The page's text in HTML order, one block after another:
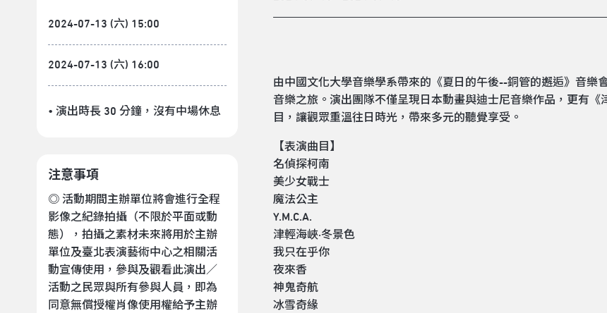
2024-07-13 (六) 15:00
2024-07-13 (六) 16:00
• 演出時長 30 分鐘 ，沒有中場休息
注意事項
◎ 活動期間主辦單位將會進行全程
影像之紀錄拍攝（不限於平面或動
態），拍攝之素材未來將用於主辦
單位及臺北表演藝術中心之相關活
動宣傳使用，參與及觀看此演出／
活動之民眾與所有參與人員，即為
同意無償授權肖像使用權給予主辦
由中國文化大學音樂學系帶來的《夏日的午後--銅管的邂逅》音樂
音樂之旅。演出團隊不僅呈現日本動畫與迪士尼音樂作品，更有
目，讓觀眾重溫往日時光，帶來多元的聽覺享受。
【表演曲目】
名偵探柯南
美少女戰士
魔法公主
Y.M.C.A.
津輕海峽·冬景色
我只在乎你
夜來香
神鬼奇航
冰雪奇緣